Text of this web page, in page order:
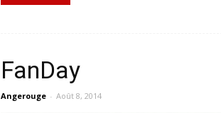
FanDay
Angerouge - Août 8, 2014